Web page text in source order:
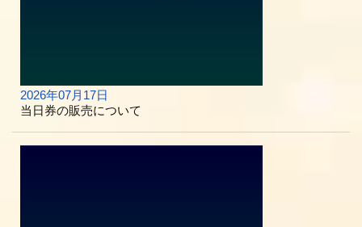
2026年07月17日
当日券の販売について